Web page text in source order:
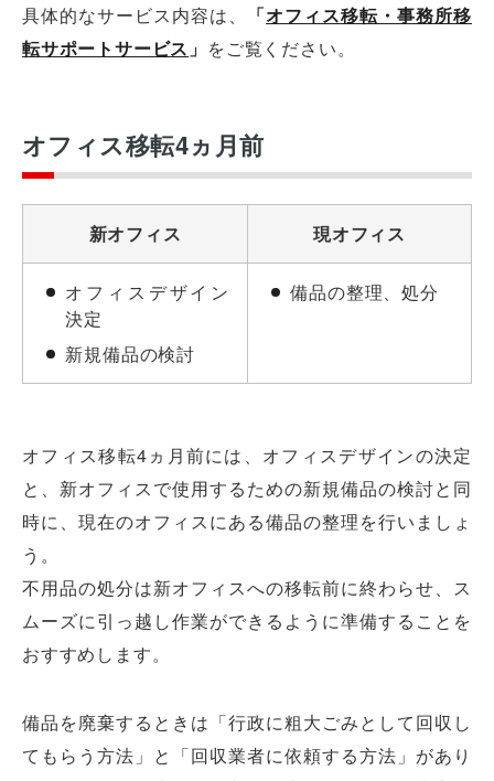
具体的なサービス内容は、
「オフィス移転・事務所移
転サポートサービス 」 をご覧ください。
オフィス移転4ヵ月前
新オフィス 現オフィス
オフィスデザイン
決定
新規備品の検討
備品の整理、処分
オフィス移転4ヵ月前には、オフィスデザインの決定
と、新オフィスで使用するための新規備品の検討と同
時に、現在のオフィスにある備品の整理を行いましょ
う。
不用品の処分は新オフィスへの移転前に終わらせ、ス
ムーズに引っ越し作業ができるように準備することを
おすすめします。
備品を廃棄するときは「行政に粗大ごみとして回収し
てもらう方法」と「回収業者に依頼する方法」があり